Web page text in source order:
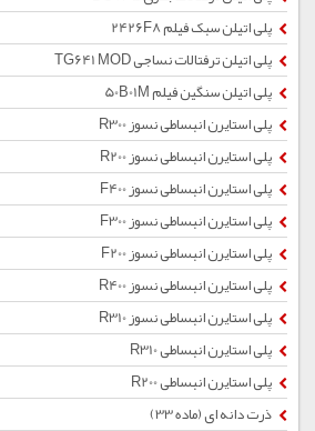
پلی اتیلن سبک فیلم 2426F8
پلی اتیلن ترفتالات نساجی TG641 MOD
پلی اتیلن سنگین فیلم 50B01M
پلی استایرن انبساطی نسوز R300
پلی استایرن انبساطی نسوز R200
پلی استایرن انبساطی نسوز F400
پلی استایرن انبساطی نسوز F300
پلی استایرن انبساطی نسوز F200
پلی استایرن انبساطی نسوز R400
پلی استایرن انبساطی نسوز R310
پلی استایرن انبساطی R310
پلی استایرن انبساطی R200
ذرت دانه ای (ماده 33)